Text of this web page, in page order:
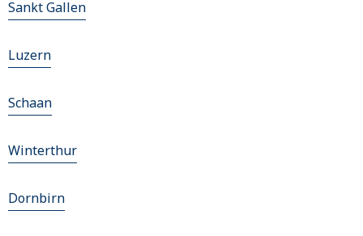
Sankt Gallen
Luzern
Schaan
Winterthur
Dornbirn